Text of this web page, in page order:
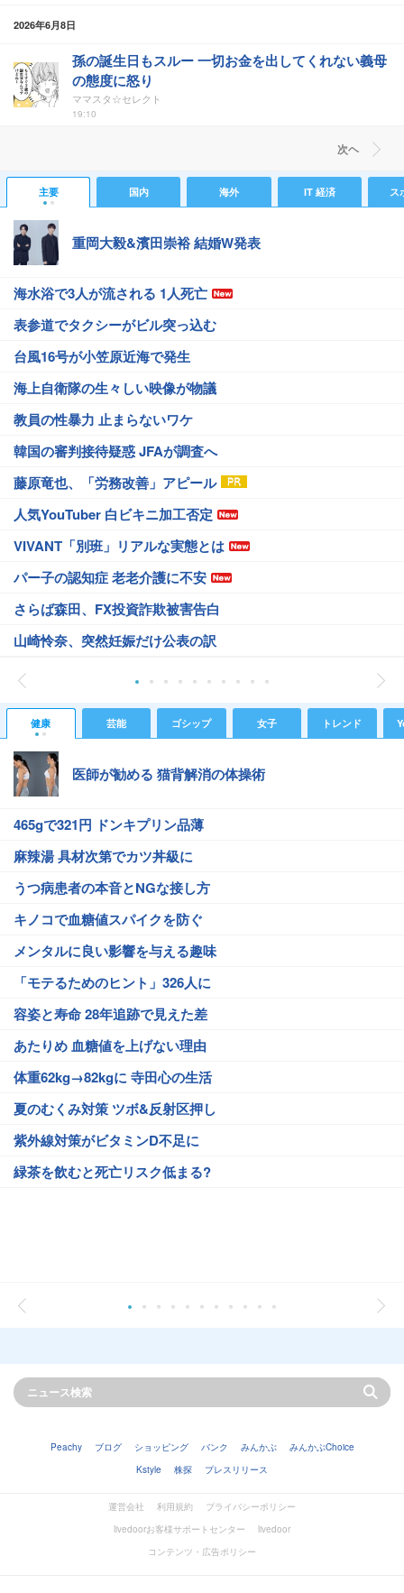
2026年6月8日
孫の誕生日もスルー 一切お金を出してくれない義母
の態度に怒り
ママスタ☆セレクト
19:10
次ヘ
主要 国内 海外 IT 経済 ス
重岡大毅&濱田崇裕 結婚W発表
海水浴で3人が流される 1人死亡
表参道でタクシーがビル突っ込む
台風16号が小笠原近海で発生
海上自衛隊の生々しい映像が物議
教員の性暴力 止まらないワケ
韓国の審判接待疑惑 JFAが調査へ
藤原竜也、「労務改善」アピール
人気YouTuber 白ビキニ加工否定
VIVANT「別班」リアルな実態とは
パー子の認知症 老老介護に不安
さらば森田、FX投資詐欺被害告白
山崎怜奈、突然妊娠だけ公表の訳
健康 芸能 ゴシップ 女子 トレンド
医師が勧める 猫背解消の体操術
465gで321円 ドンキプリン品薄
麻辣湯 具材次第でカツ丼級に
うつ病患者の本音とNGな接し方
キノコで血糖値スパイクを防ぐ
メンタルに良い影響を与える趣味
「モテるためのヒント」326人に
容姿と寿命 28年追跡で見えた差
あたりめ 血糖値を上げない理由
体重62kg→82kgに 寺田心の生活
夏のむくみ対策 ツボ&反射区押し
紫外線対策がビタミンD不足に
緑茶を飲むと死亡リスク低まる?
Peachy ブログ ショッピング バンク みんかぶ
みんかぶChoice
Kstyle
株探 プレスリリース
運営会社 利用規約
プライバシーポリシー
livedoorお客様サポートセンター
livedoor
コンテンツ・広告ポリシー